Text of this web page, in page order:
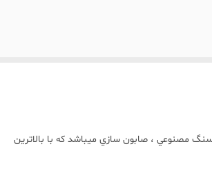
مصنوعي ، صابون سازي ميباشد که با بالاترين